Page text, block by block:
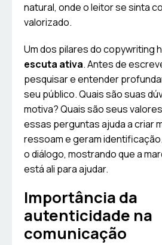
natural, onde o leitor se sinta
valorizado.
Um dos pilares do copywriting
escuta ativa. Antes de
pesquisar e entender
seu público. Quais são suas
motiva? Quais são seus
essas perguntas ajuda a criar
ressoam e geram
o diálogo, mostrando que a
está ali para ajudar.
Importância da
autenticidade na
comunicação